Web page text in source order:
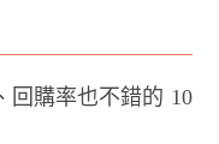
回購率也不錯的 10